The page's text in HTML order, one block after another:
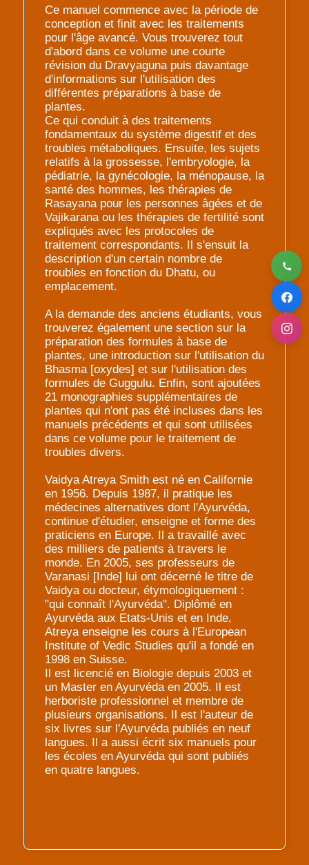
Ce manuel commence avec la période de
conception et finit avec les traitements
pour l'âge avancé. Vous trouverez tout
d'abord dans ce volume une courte
révision du Dravyaguna puis davantage
d'informations sur l'utilisation des
différentes préparations à base de
plantes.
Ce qui conduit à des traitements
fondamentaux du système digestif et des
troubles métaboliques. Ensuite, les sujets
relatifs à la grossesse, l'embryologie, la
pédiatrie, la gynécologie, la ménopause, la
santé des hommes, les thérapies de
Rasayana pour les personnes âgées et de
Vajikarana ou les thérapies de fertilité sont
expliqués avec les protocoles de
traitement correspondants. Il s'ensuit la
description d'un certain nombre de
troubles en fonction du Dhatu, ou
emplacement.
A la demande des anciens étudiants, vous
trouverez également une section sur la
préparation des formules à base de
plantes, une introduction sur l'utilisation du
Bhasma [oxydes] et sur l'utilisation des
formules de Guggulu. Enfin, sont ajoutées
21 monographies supplémentaires de
plantes qui n'ont pas été incluses dans les
manuels précédents et qui sont utilisées
dans ce volume pour le traitement de
troubles divers.
Vaidya Atreya Smith est né en Californie
en 1956. Depuis 1987, il pratique les
médecines alternatives dont l'Ayurvéda,
continue d'étudier, enseigne et forme des
praticiens en Europe. Il a travaillé avec
des milliers de patients à travers le
monde. En 2005, ses professeurs de
Varanasi [Inde] lui ont décerné le titre de
Vaidya ou docteur, étymologiquement :
"qui connaît l'Ayurvéda". Diplômé en
Ayurvéda aux Etats-Unis et en Inde,
Atreya enseigne les cours à l'European
Institute of Vedic Studies qu'il a fondé en
1998 en Suisse.
Il est licencié en Biologie depuis 2003 et
un Master en Ayurvéda en 2005. Il est
herboriste professionnel et membre de
plusieurs organisations. Il est l'auteur de
six livres sur l'Ayurvéda publiés en neuf
langues. Il a aussi écrit six manuels pour
les écoles en Ayurvéda qui sont publiés
en quatre langues.